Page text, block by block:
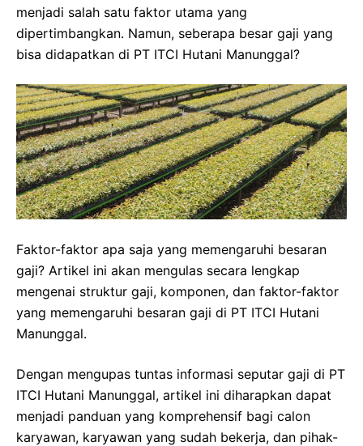
menjadi salah satu faktor utama yang
dipertimbangkan. Namun, seberapa besar gaji yang
bisa didapatkan di PT ITCI Hutani Manunggal?
Faktor-faktor apa saja yang memengaruhi besaran
gaji? Artikel ini akan mengulas secara lengkap
mengenai struktur gaji, komponen, dan faktor-faktor
yang memengaruhi besaran gaji di PT ITCI Hutani
Manunggal.
Dengan mengupas tuntas informasi seputar gaji di PT
ITCI Hutani Manunggal, artikel ini diharapkan dapat
menjadi panduan yang komprehensif bagi calon
karyawan, karyawan yang sudah bekerja, dan pihak-